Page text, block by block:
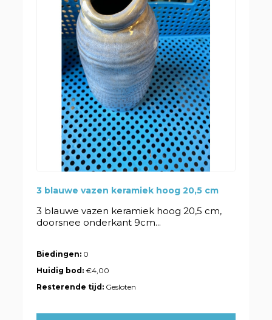
3 blauwe vazen keramiek hoog 20,5 cm
3 blauwe vazen keramiek hoog 20,5 cm,
doorsnee onderkant 9cm...
Biedingen: 0
Huidig bod:€4,00
Resterende tijd: Gesloten